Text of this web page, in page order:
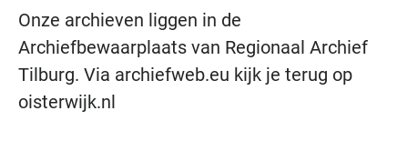
Onze archieven liggen in de
Archiefbewaarplaats van Regionaal Archief
Tilburg. Via archiefweb.eu kijk je terug op
oisterwijk.nl